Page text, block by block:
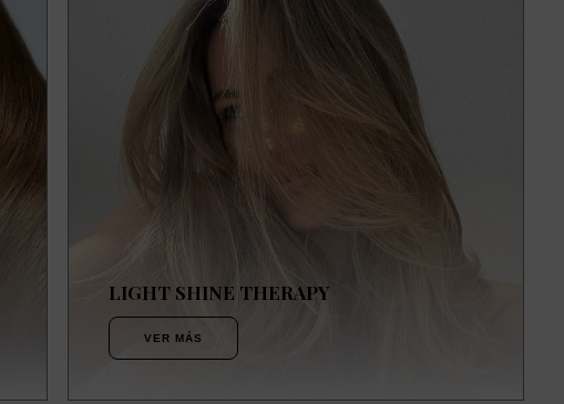
LIGHT SHINE THERAPY
VER MÁS